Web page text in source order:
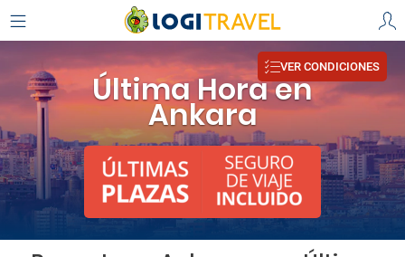
Última Hora en
Ankara
VER CONDICIONES